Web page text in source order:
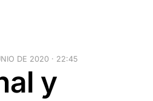
DE 2020 · 22:45
y